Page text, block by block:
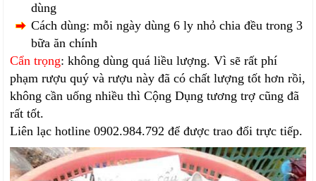
dùng
Cách dùng: mỗi ngày dùng 6 ly nhỏ chia đều trong 3
bữa ăn chính
Cẩn trọng: không dùng quá liều lượng. Vì sẽ rất phí
phạm rượu quý và rượu này đã có chất lượng tốt hơn rồi,
không cần uống nhiều thì Cộng Dụng tương trợ cũng đã
rất tốt.
Liên lạc hotline 0902.984.792 để được trao đổi trực tiếp.